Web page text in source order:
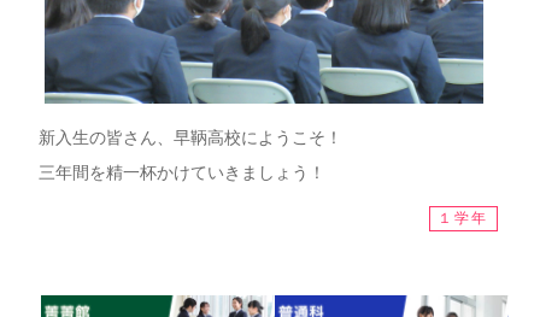
新入生の皆さん、早鞆高校にようこそ！
三年間を精一杯かけていきましょう！
１学年